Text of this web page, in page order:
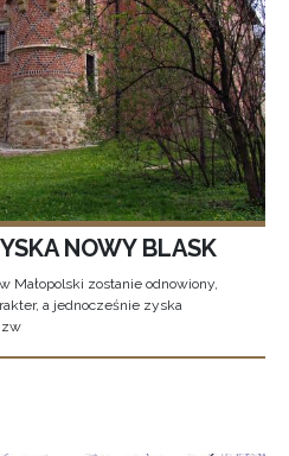
NOWY BLASK
Małopolski zostanie odnowiony,
a jednocześnie zyska
zw